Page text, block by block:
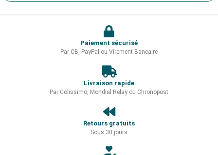
Paiement sécurisé
Par CB, PayPal ou Virement Bancaire
Livraison rapide
Par Colissimo, Mondial Relay ou Chronopost
Retours gratuits
Sous 30 jours